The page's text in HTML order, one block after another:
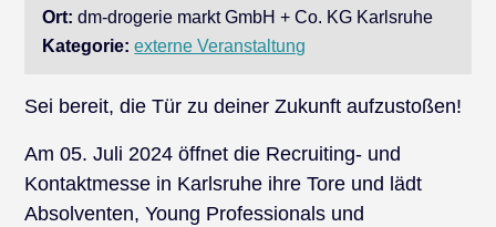
Ort: ​​​​​​​dm-drogerie markt GmbH + Co. KG ​​​​​​​Karlsruhe
Kategorie: externe Veranstaltung
Sei bereit, die Tür zu deiner Zukunft aufzustoßen!
Am 05. Juli 2024 öffnet die Recruiting- und
Kontaktmesse in Karlsruhe ihre Tore und lädt
Absolventen, Young Professionals und